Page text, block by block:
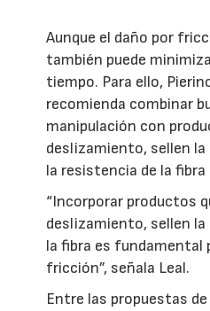
Aunque el daño por
también puede
tiempo. Para ello,
recomienda combinar
manipulación con
deslizamiento, sellen
la resistencia de la fibra
“Incorporar productos
deslizamiento, sellen
la fibra es fundamental
fricción”, señala Leal.
Entre las propuestas